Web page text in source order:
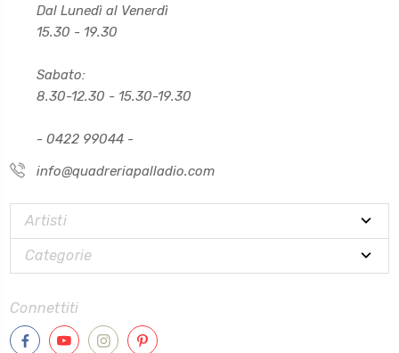
Dal Lunedì al Venerdì
15.30 - 19.30
Sabato:
8.30-12.30 - 15.30-19.30
- 0422 99044 -
info@quadreriapalladio.com
Artisti
Categorie
Connettiti